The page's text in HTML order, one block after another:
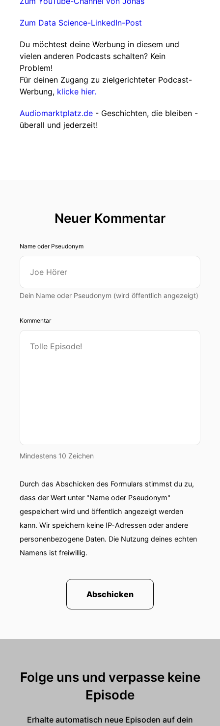
Zum Data Science-LinkedIn-Post
Du möchtest deine Werbung in diesem und
vielen anderen Podcasts schalten? Kein
Problem!
Für deinen Zugang zu zielgerichteter Podcast-
Werbung, klicke hier.
Audiomarktplatz.de - Geschichten, die bleiben -
überall und jederzeit!
Neuer Kommentar
Name oder Pseudonym
Dein Name oder Pseudonym (wird öffentlich angezeigt)
Kommentar
Mindestens 10 Zeichen
Durch das Abschicken des Formulars stimmst du zu,
dass der Wert unter "Name oder Pseudonym"
gespeichert wird und öffentlich angezeigt werden
kann. Wir speichern keine IP-Adressen oder andere
personenbezogene Daten. Die Nutzung deines echten
Namens ist freiwillig.
Abschicken
Folge uns und verpasse keine
Episode
Erhalte automatisch neue Episoden auf dein